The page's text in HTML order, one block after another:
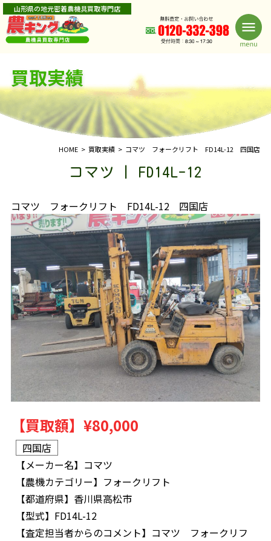
山形県の地元密着農機具買取専門店
買取実績
HOME 買取実績 コマツ フォークリフト FD14L-12 四国店
コマツ | FD14L-12
コマツ フォークリフト FD14L-12 四国店
【買取額】 ¥80,000
四国店
【メーカー名】 コマツ
【農機カテゴリー】 フォークリフト
【都道府県】 香川県高松市
【型式】 FD14L-12
【査定担当者からのコメント】 コマツ フォークリフ